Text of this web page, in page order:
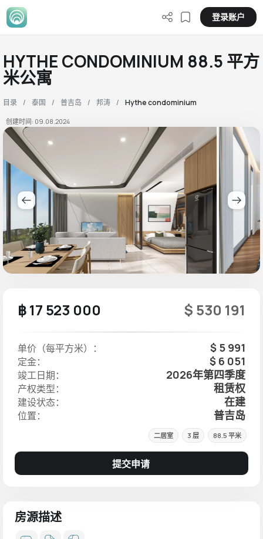
登录账户
HYTHE CONDOMINIUM 88.5 平方
米公寓
目录 泰国 普吉岛 邦涛 Hythe condominium
创建时间: 09.08.2024
฿ 17 523 000 $ 530 191
单价（每平方米）： $ 5 991
定金： $ 6 051
竣工日期： 2026年第四季度
产权类型： 租赁权
建设状态： 在建
位置： 普吉岛
二居室 3 层 88.5 平米
提交申请
房源描述